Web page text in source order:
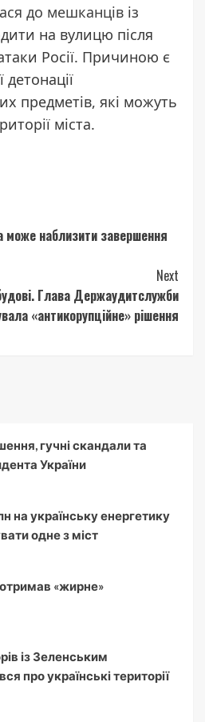
до мешканців із
на вулицю після
Росії. Причиною є
предметів, які можуть
міста.
може наблизити завершення
Next
Глава Держаудитслужби
«антикорупційне» рішення
гучні скандали та
України
на українську енергетику
одне з міст
«жирне»
із Зеленським
про українські території